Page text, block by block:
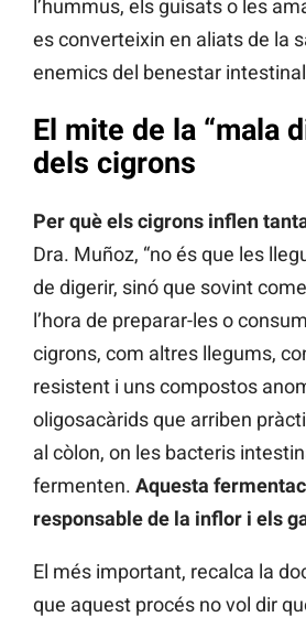
l’hummus, els guisats o les
es converteixin en aliats de la
enemics del benestar
El mite de la “mala
dels cigrons
Per què els cigrons inflen
Dra. Muñoz, “no és que les
de digerir, sinó que sovint
l’hora de preparar-les o
cigrons, com altres llegums,
resistent i uns compostos
oligosacàrids que arriben
al còlon, on les bacteris
fermenten. Aquesta
responsable de la inflor i els
El més important, recalca la
que aquest procés no vol dir